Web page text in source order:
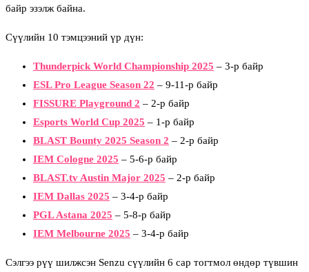
байр эзэлж байна.
Сүүлийн 10 тэмцээний үр дүн:
Thunderpick World Championship 2025 – 3-р байр
ESL Pro League Season 22 – 9-11-р байр
FISSURE Playground 2 – 2-р байр
Esports World Cup 2025 – 1-р байр
BLAST Bounty 2025 Season 2 – 2-р байр
IEM Cologne 2025 – 5-6-р байр
BLAST.tv Austin Major 2025 – 2-р байр
IEM Dallas 2025 – 3-4-р байр
PGL Astana 2025 – 5-8-р байр
IEM Melbourne 2025 – 3-4-р байр
Сэлгээ рүү шилжсэн Senzu сүүлийн 6 сар тогтмол өндөр түвшин